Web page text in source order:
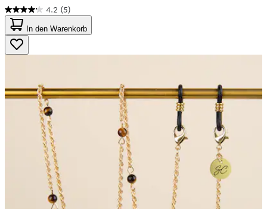
4.2 (5)
4.2
von
5
Sternen.
5
In den Warenkorb